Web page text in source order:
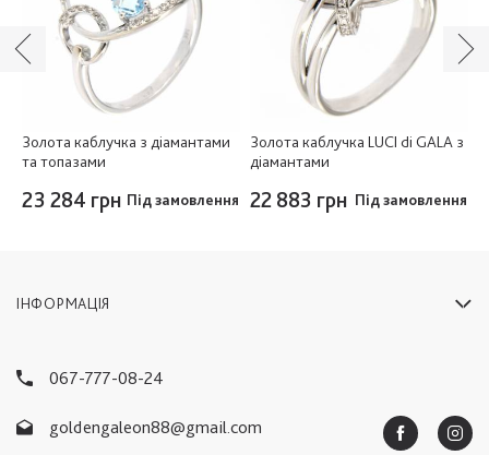
Золота каблучка з діамантами
та топазами
23 284 грн Під замовлення
Золота каблучка LUCI di GALA з
діамантами
22 883 грн Під замовлення
ІНФОРМАЦІЯ
067-777-08-24
goldengaleon88@gmail.com